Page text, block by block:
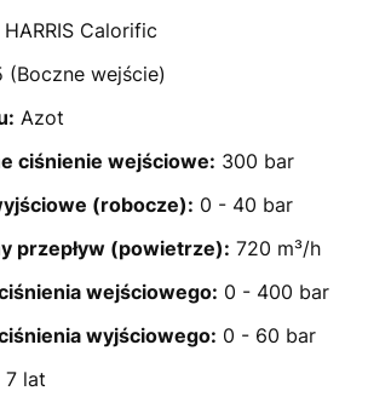
HARRIS Calorific
(Boczne wejście)
Azot
ciśnienie wejściowe: 300 bar
(robocze): 0 - 40 bar
przepływ (powietrze): 720 m³/h
wejściowego: 0 - 400 bar
wyjściowego: 0 - 60 bar
7 lat